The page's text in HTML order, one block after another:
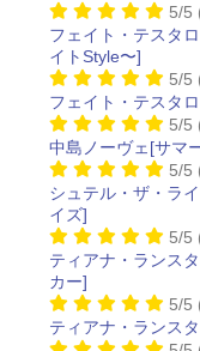
5/5
フェイト・テスタ
イトStyle〜]
5/5
フェイト・テスタ
5/5
中島ノーヴェ[サマ
5/5
シュテル・ザ・ラ
イズ]
5/5
ティアナ・ランス
カー]
5/5
ティアナ・ランス